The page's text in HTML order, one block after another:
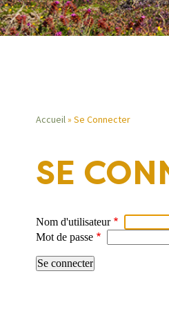
Fil
d'Ariane
Accueil Se Connecter
SE
Nom d'utilisateur
Mot de passe